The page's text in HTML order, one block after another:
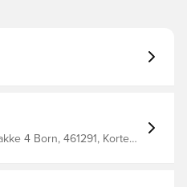
4 Born, 461291, Korte